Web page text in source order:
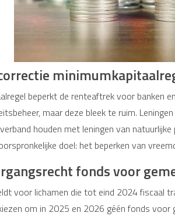
beperkt de renteaftrek voor banken
maar deze bleek te ruim.
houden met leningen van
doel: het beperken van
fonds voor
voor lichamen die tot eind 2024 fiscaal
om in 2025 en 2026 géén fonds voor